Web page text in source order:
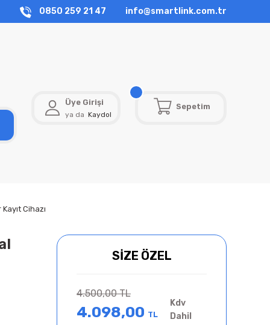
0850 259 21 47 info@smartlink.com.tr
Üye Girişi
ya da Kaydol
Sepetim
Cihazı
SİZE ÖZEL
4.500,00 TL
4.098,00 TL
Kdv
Dahil